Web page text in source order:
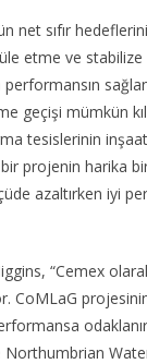
net sıfır
etme ve
performansın
mümkün
tesislerinin
projenin harika
azaltırken iyi
“Cemex